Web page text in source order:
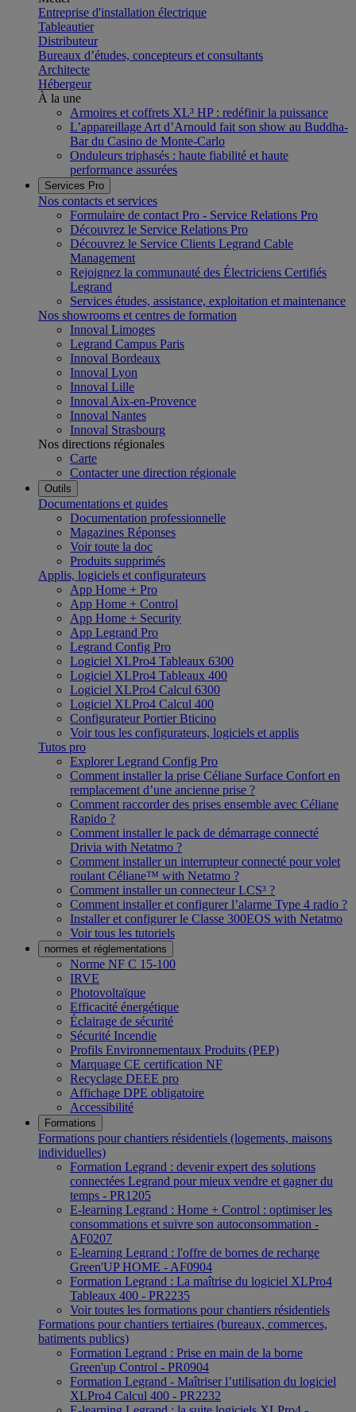
Entreprise d'installation électrique
Tableautier
Distributeur
Bureaux d’études, concepteurs et consultants
Architecte
Hébergeur
À la une
Armoires et coffrets XL³ HP : redéfinir la puissance
L’appareillage Art d’Arnould fait son show au Buddha-
Bar du Casino de Monte-Carlo
Onduleurs triphasés : haute fiabilité et haute
performance assurées
Services Pro
Nos contacts et services
Formulaire de contact Pro - Service Relations Pro
Découvrez le Service Relations Pro
Découvrez le Service Clients Legrand Cable
Management
Rejoignez la communauté des Électriciens Certifiés
Legrand
Services études, assistance, exploitation et maintenance
Nos showrooms et centres de formation
Innoval Limoges
Legrand Campus Paris
Innoval Bordeaux
Innoval Lyon
Innoval Lille
Innoval Aix-en-Provence
Innoval Nantes
Innoval Strasbourg
Nos directions régionales
Carte
Contacter une direction régionale
Outils
Documentations et guides
Documentation professionnelle
Magazines Réponses
Voir toute la doc
Produits supprimés
Applis, logiciels et configurateurs
App Home + Pro
App Home + Control
App Home + Security
App Legrand Pro
Legrand Config Pro
Logiciel XLPro4 Tableaux 6300
Logiciel XLPro4 Tableaux 400
Logiciel XLPro4 Calcul 6300
Logiciel XLPro4 Calcul 400
Configurateur Portier Bticino
Voir tous les configurateurs, logiciels et applis
Tutos pro
Explorer Legrand Config Pro
Comment installer la prise Céliane Surface Confort en
remplacement d’une ancienne prise ?
Comment raccorder des prises ensemble avec Céliane
Rapido ?
Comment installer le pack de démarrage connecté
Drivia with Netatmo ?
Comment installer un interrupteur connecté pour volet
roulant Céliane™ with Netatmo ?
Comment installer un connecteur LCS³ ?
Comment installer et configurer l’alarme Type 4 radio ?
Installer et configurer le Classe 300EOS with Netatmo
Voir tous les tutoriels
normes et réglementations
Norme NF C 15-100
IRVE
Photovoltaïque
Efficacité énergétique
Éclairage de sécurité
Sécurité Incendie
Profils Environnementaux Produits (PEP)
Marquage CE certification NF
Recyclage DEEE pro
Affichage DPE obligatoire
Accessibilité
Formations
Formations pour chantiers résidentiels (logements, maisons
individuelles)
Formation Legrand : devenir expert des solutions
connectées Legrand pour mieux vendre et gagner du
temps - PR1205
E-learning Legrand : Home + Control : optimiser les
consommations et suivre son autoconsommation -
AF0207
E-learning Legrand : l'offre de bornes de recharge
Green'UP HOME - AF0904
Formation Legrand : La maîtrise du logiciel XLPro4
Tableaux 400 - PR2235
Voir toutes les formations pour chantiers résidentiels
Formations pour chantiers tertiaires (bureaux, commerces,
batiments publics)
Formation Legrand : Prise en main de la borne
Green'up Control - PR0904
Formation Legrand - Maîtriser l’utilisation du logiciel
XLPro4 Calcul 400 - PR2232